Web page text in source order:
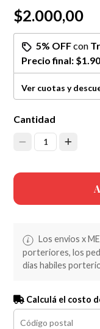
$2.000,00
5% OFFcon
Precio final:
Ver cuotas y
Cantidad
1
Los envios x
porteriores, los
dias habiles
Calculá el costo